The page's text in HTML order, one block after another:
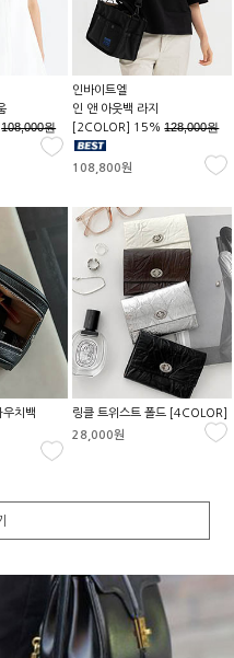
108,000원
인바이트엘
인 앤 아웃백 라지
[2COLOR] 15%128,000원
108,800원
우치백
링클 트위스트 폴드 [4COLOR]
28,000원